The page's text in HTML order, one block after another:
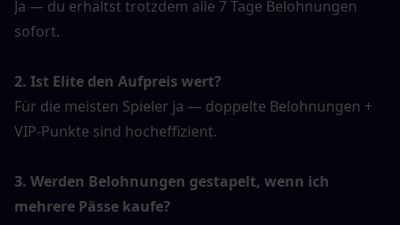
Ja — du erhältst trotzdem alle 7 Tage Belohnungen
sofort.
2. Ist Elite den Aufpreis wert?
Für die meisten Spieler ja — doppelte Belohnungen +
VIP-Punkte sind hocheffizient.
3. Werden Belohnungen gestapelt, wenn ich
mehrere Pässe kaufe?